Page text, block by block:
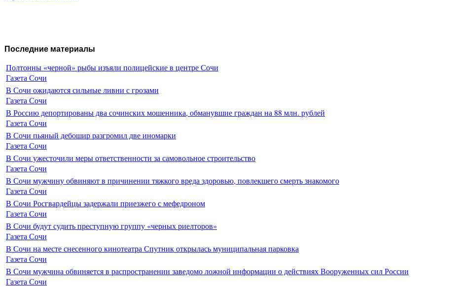
Последние материалы
Полтонны «черной» рыбы изъяли полицейские в центре Сочи
Газета Сочи
В Сочи ожидаются сильные ливни с грозами
Газета Сочи
В Россию депортированы два сочинских мошенника, обманувшие граждан на 88 млн. рублей
Газета Сочи
В Сочи пьяный дебошир разгромил две иномарки
Газета Сочи
В Сочи ужесточили меры ответственности за самовольное строительство
Газета Сочи
В Сочи мужчину обвиняют в причинении тяжкого вреда здоровью, повлекшего смерть знакомого
Газета Сочи
В Сочи Росгвардейцы задержали приезжего с мефедроном
Газета Сочи
В Сочи будут судить преступную группу «черных риелторов»
Газета Сочи
В Сочи на месте снесенного кинотеатра Спутник открылась муниципальная парковка
Газета Сочи
В Сочи мужчина обвиняется в распространении заведомо ложной информации о действиях Вооруженных сил России
Газета Сочи